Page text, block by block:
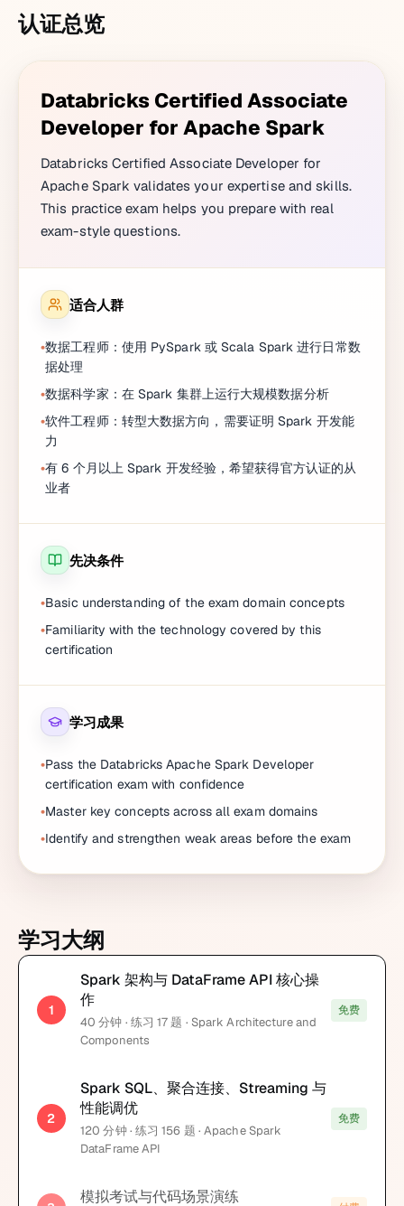
认证总览
Databricks Certified Associate
Developer for Apache Spark
Databricks Certified Associate Developer for
Apache Spark validates your expertise and skills.
This practice exam helps you prepare with real
exam-style questions.
适合人群
数据工程师：使用 PySpark 或 Scala Spark 进行日常数
据处理
数据科学家：在 Spark 集群上运行大规模数据分析
软件工程师：转型大数据方向，需要证明 Spark 开发能
力
有 6 个月以上 Spark 开发经验，希望获得官方认证的从
业者
先决条件
Basic understanding of the exam domain concepts
Familiarity with the technology covered by this
certification
学习成果
Pass the Databricks Apache Spark Developer
certification exam with confidence
Master key concepts across all exam domains
Identify and strengthen weak areas before the exam
学习大纲
1
Spark 架构与 DataFrame API 核心操
作
40 分钟 · 练习 17 题 · Spark Architecture and
Components
免费
2
Spark SQL、聚合连接、Streaming 与
性能调优
120 分钟· 练习 156 题 · Apache Spark
DataFrame API
免费
模拟考试与代码场景演练